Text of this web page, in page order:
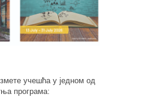
учешћа у једном од
програма: